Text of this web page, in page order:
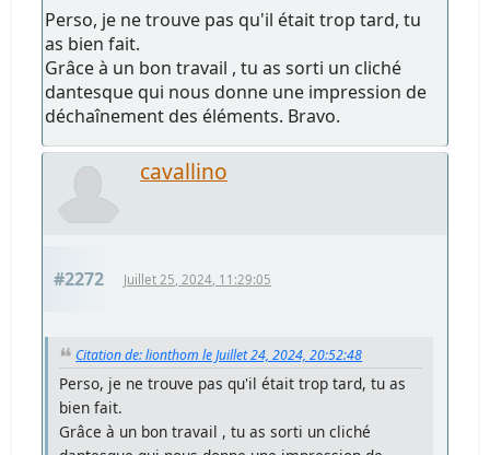
Perso, je ne trouve pas qu'il était trop tard, tu
as bien fait.
Grâce à un bon travail , tu as sorti un cliché
dantesque qui nous donne une impression de
déchaînement des éléments. Bravo.
cavallino
#2272 Juillet 25, 2024, 11:29:05
Citation de: lionthom le Juillet 24, 2024, 20:52:48
Perso, je ne trouve pas qu'il était trop tard, tu as
bien fait.
Grâce à un bon travail , tu as sorti un cliché